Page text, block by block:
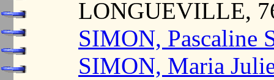
LONGUEVILLE,
SIMON, Pascaline
SIMON, Maria